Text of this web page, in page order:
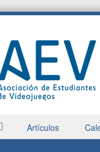
Artículos